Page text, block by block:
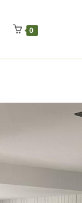
Drueckerpro
Luftkuhlen Zauberfan
0